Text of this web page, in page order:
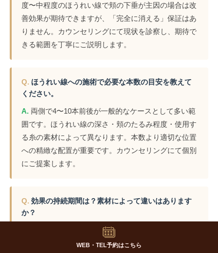
度〜中程度のほうれい線で頬の下垂が主因の場合は改
善効果が期待できますが、「完全に消える」保証はあ
りません。カウンセリングにて現状を診察し、期待で
きる範囲を丁寧にご説明します。
Q. ほうれい線への施術で必要な本数の目安を教えて
ください。
A. 両側で4〜10本前後が一般的なケースとして多い範
囲です。ほうれい線の深さ・頬のたるみ程度・使用す
る糸の素材によって異なります。本数より適切な位置
への精緻な配置が重要です。カウンセリングにて個別
にご提案します。
Q. 効果の持続期間は？素材によって違いはあります
か？
素材によって目安が異なります。PDO糸は約6〜12
ヶ月、PCL糸は約1〜2年、PLLA糸は約1.5〜3年程度が
WEB・TEL予約はこちら